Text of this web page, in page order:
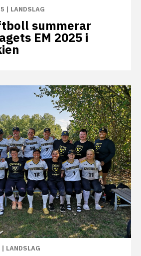
LANDSLAG
summerar
EM 2025 i
LANDSLAG